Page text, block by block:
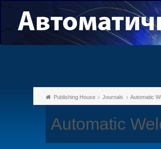
Publishing House Journals Automatic
Automatic